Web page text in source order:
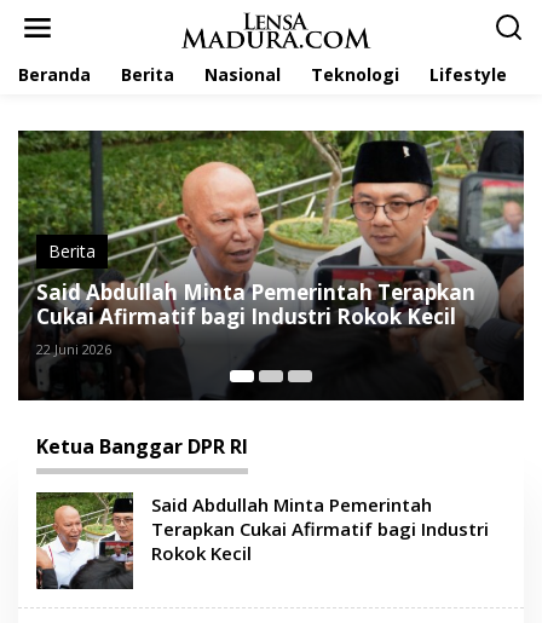
Beranda Berita Nasional Teknologi Lifestyle
Berita
Said Abdullah Minta Pemerintah Terapkan
Cukai Afirmatif bagi Industri Rokok Kecil
22 Juni 2026
Ketua Banggar DPR RI
Said Abdullah Minta Pemerintah
Terapkan Cukai Afirmatif bagi Industri
Rokok Kecil